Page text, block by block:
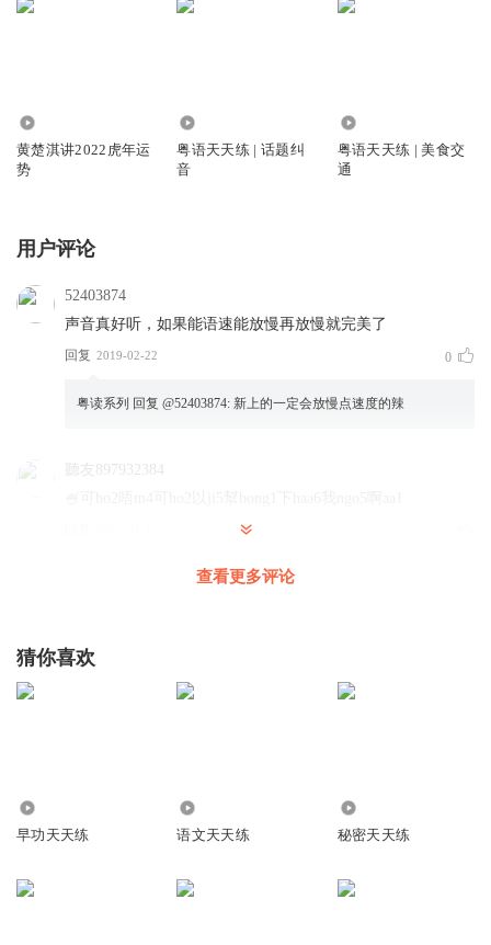
黄楚淇讲2022虎年运
势
粤语天天练 | 话题纠
音
粤语天天练 | 美食交
通
用户评论
52403874
声音真好听，如果能语速能放慢再放慢就完美了
回复 2019-02-22 0
粤读系列 回复 @52403874: 新上的一定会放慢点速度的辣
聽友897932384
查看更多评论
猜你喜欢
早功天天练 语文天天练 秘密天天练